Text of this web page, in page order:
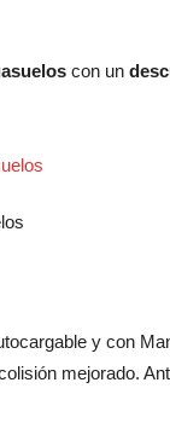
con un
y con
mejorado.